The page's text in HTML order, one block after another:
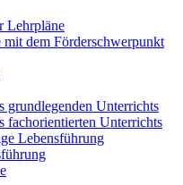
Lehrpläne
dem Förderschwerpunkt
grundlegenden Unterrichts
fachorientierten Unterrichts
Lebensführung